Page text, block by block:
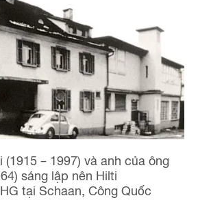
– 1997) và anh của ông
sáng lập nên Hilti
tại Schaan, Công Quốc